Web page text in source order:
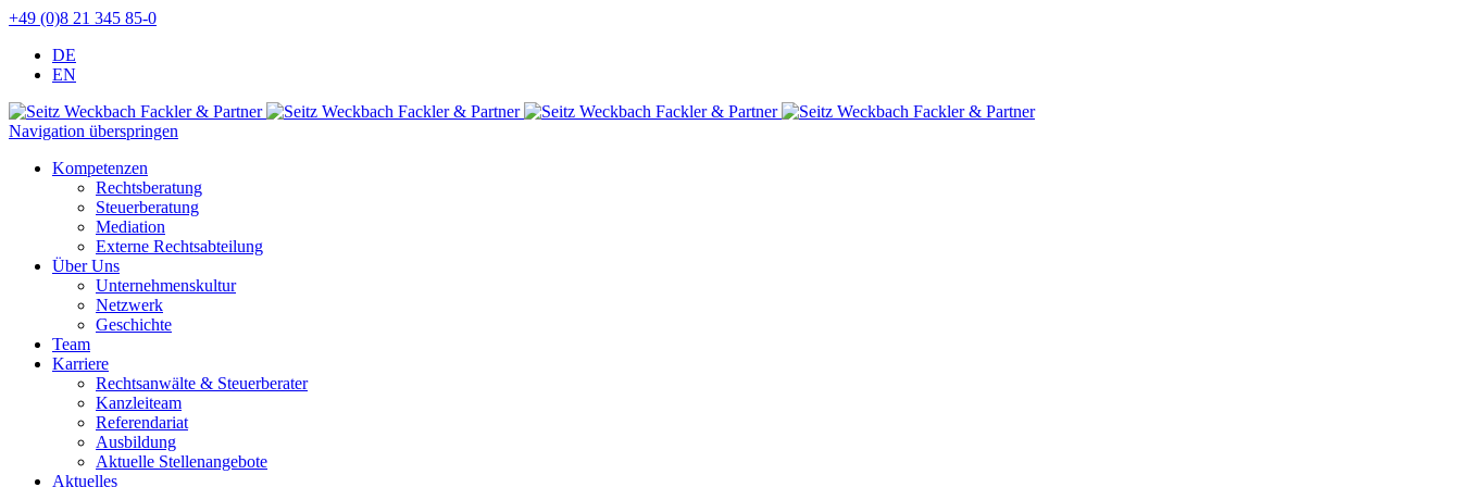
+49 (0)8 21 345 85-0
DE
EN
Navigation überspringen
Kompetenzen
Rechtsberatung
Steuerberatung
Mediation
Externe Rechtsabteilung
Über Uns
Unternehmenskultur
Netzwerk
Geschichte
Team
Karriere
Rechtsanwälte & Steuerberater
Kanzleiteam
Referendariat
Ausbildung
Aktuelle Stellenangebote
Aktuelles